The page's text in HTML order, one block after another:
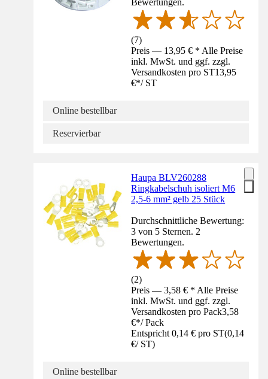
(7)
Preis — 13,95 € * Alle Preise
inkl. MwSt. und ggf. zzgl.
Versandkosten pro ST13,95
€*/ ST
Online bestellbar
Reservierbar
Haupa BLV260288
Ringkabelschuh isoliert M6
2,5-6 mm² gelb 25 Stück
Durchschnittliche Bewertung:
3 von 5 Sternen. 2
Bewertungen.
(2)
Preis — 3,58 € * Alle Preise
inkl. MwSt. und ggf. zzgl.
Versandkosten pro Pack3,58
€*/ Pack
Entspricht 0,14 € pro ST(0,14
€/ ST)
Online bestellbar